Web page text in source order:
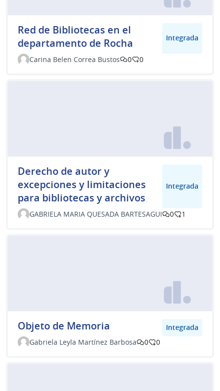
Red de Bibliotecas en el
departamento de Rocha
Integrada
Carina Belen Correa Bustos 0 0
Derecho de autor y
excepciones y limitaciones
para bibliotecas y archivos
Integrada
GABRIELA MARIA QUESADA BARTESAGUI 0 1
Objeto de Memoria
Integrada
Gabriela Leyla Martínez Barbosa
0 0